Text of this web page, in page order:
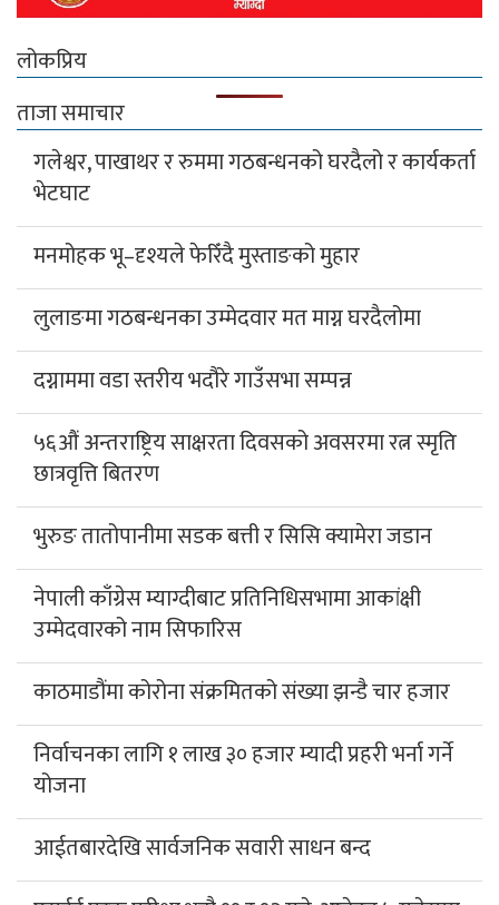
लोकप्रिय
ताजा समाचार
गलेश्वर, पाखाथर र रुममा गठबन्धनको घरदैलो र कार्यकर्ता
भेटघाट
मनमोहक भू–दृश्यले फेरिँदै मुस्ताङको मुहार
लुलाङमा गठबन्धनका उम्मेदवार मत माग्न घरदैलोमा
दग्नाममा वडा स्तरीय भदौरे गाउँसभा सम्पन्न
५६औं अन्तराष्ट्रिय साक्षरता दिवसको अवसरमा रत्न स्मृति
छात्रवृत्ति बितरण
भुरुङ तातोपानीमा सडक बत्ती र सिसि क्यामेरा जडान
नेपाली काँग्रेस म्याग्दीबाट प्रतिनिधिसभामा आकांक्षी
उम्मेदवारको नाम सिफारिस
काठमाडौंमा कोरोना संक्रमितको संख्या झन्डै चार हजार
निर्वाचनका लागि १ लाख ३० हजार म्यादी प्रहरी भर्ना गर्ने
योजना
आईतबारदेखि सार्वजनिक सवारी साधन बन्द